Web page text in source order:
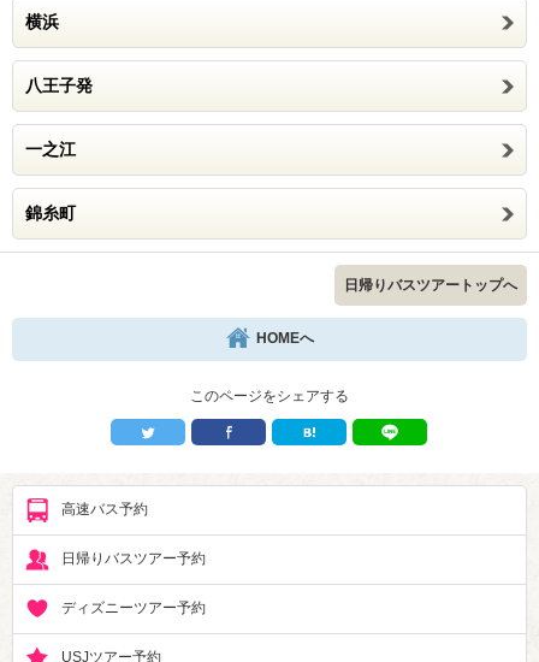
横浜
八王子発
一之江
錦糸町
日帰りバスツアートップへ
HOMEへ
このページをシェアする
高速バス予約
日帰りバスツアー予約
ディズニーツアー予約
USJツアー予約